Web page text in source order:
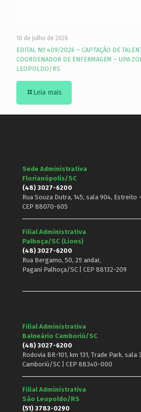
10 de julho de 2026
EDITAL Nº 409/2026 – CAPTAÇÃO DE
COORDENADOR DE ENFERMAGEM – UPA
LEOPOLDO/RS
Leia mais
Sede Administrativa
Florianópolis/SC
(48) 3027-6200
Rua Souza Dutra, 145, sala 904, Estreito
CEP 88070-605
Filial Administrativa
Palhoça/SC (Lions)
(48) 3027-6200
Rua Bergamo, 50, 2º andar,
Pagani Palhoça/SC | CEP 88132-209
Filial Administrativa
Balneário Camboriú/SC
(48) 3027-6200
Rodovia BR-101, km 131, Trade Park,
Camboriú/SC | CEP 88340-000
Filial Administrativa
São Leopoldo/RS
(51) 3783-0290